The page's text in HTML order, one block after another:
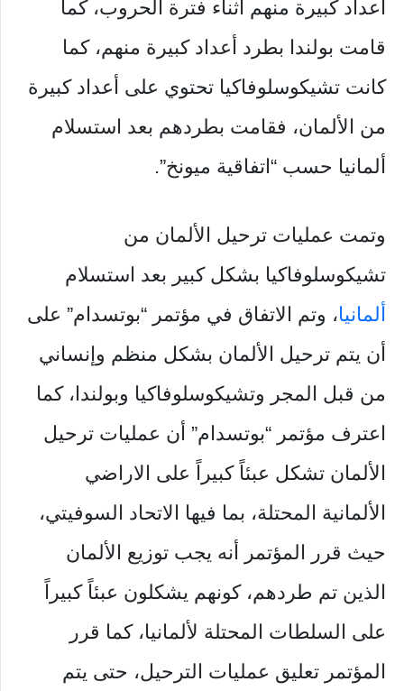
أعداد كبيرة منهم أثناء فترة الحروب، كما
قامت بولندا بطرد أعداد كبيرة منهم، كما
كانت تشيكوسلوفاكيا تحتوي على أعداد كبيرة
من الألمان، فقامت بطردهم بعد استسلام
ألمانيا حسب “اتفاقية ميونخ”.
وتمت عمليات ترحيل الألمان من
تشيكوسلوفاكيا بشكل كبير بعد استسلام
ألمانيا، وتم الاتفاق في مؤتمر “بوتسدام” على
أن يتم ترحيل الألمان بشكل منظم وإنساني
من قبل المجر وتشيكوسلوفاكيا وبولندا، كما
اعترف مؤتمر “بوتسدام” أن عمليات ترحيل
الألمان تشكل عبئاً كبيراً على الاراضي
الألمانية المحتلة، بما فيها الاتحاد السوفيتي،
حيث قرر المؤتمر أنه يجب توزيع الألمان
الذين تم طردهم، كونهم يشكلون عبئاً كبيراً
على السلطات المحتلة لألمانيا، كما قرر
المؤتمر تعليق عمليات الترحيل، حتى يتم